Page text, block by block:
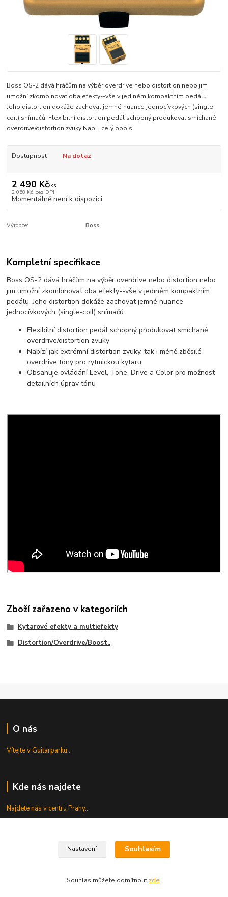
Boss OS-2 dává hráčům na výběr overdrive nebo distortion nebo jim
umožní zkombinovat oba efekty--vše v jediném kompaktním pedálu.
Jeho distortion dokáže zachovat jemné nuance jednocívkových (single-
coil) snímačů. Flexibilní distortion pedál schopný produkovat smíchané
overdrive/distortion zvuky Nab... celý popis
Dostupnost Na dotaz
2 490 Kč/ks
2 058 Kč bez DPH
Momentálně není k dispozici
Výrobce: Boss
Kompletní specifikace
Boss OS-2 dává hráčům na výběr overdrive nebo distortion nebo
jim umožní zkombinovat oba efekty--vše v jediném kompaktním
pedálu. Jeho distortion dokáže zachovat jemné nuance
jednocívkových (single-coil) snímačů.
Flexibilní distortion pedál schopný produkovat smíchané
overdrive/distortion zvuky
Nabízí jak extrémní distortion zvuky, tak i méně zběsilé
overdrive tóny pro rytmickou kytaru
Obsahuje ovládání Level, Tone, Drive a Color pro možnost
detailních úprav tónu
Zboží zařazeno v kategoriích
Kytarové efekty a multiefekty
Distortion/Overdrive/Boost..
O nás
Vítejte v Guitarparku...
Kde nás najdete
Najdete nás v centru Prahy...
Nastavení Souhlasím
Souhlas můžete odmítnout zde.